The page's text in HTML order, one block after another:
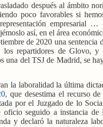
después al ámbito
poco favorables si
empresarial
así, en el área
de 2020 una sentencia
repartidores de Glovo, y
una del TSJ de Madrid, se
la laboralidad la última
que desestima el recurso
por el Juzgado de lo
seguido a instancia de
y declaró la naturaleza